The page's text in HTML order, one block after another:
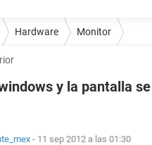
Hardware Monitor
y la pantalla
- 11 sep 2012 a las 01:30